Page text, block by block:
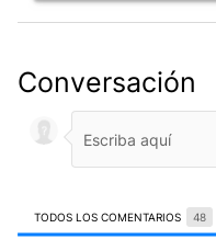
Conversación
TODOS LOS COMENTARIOS 48